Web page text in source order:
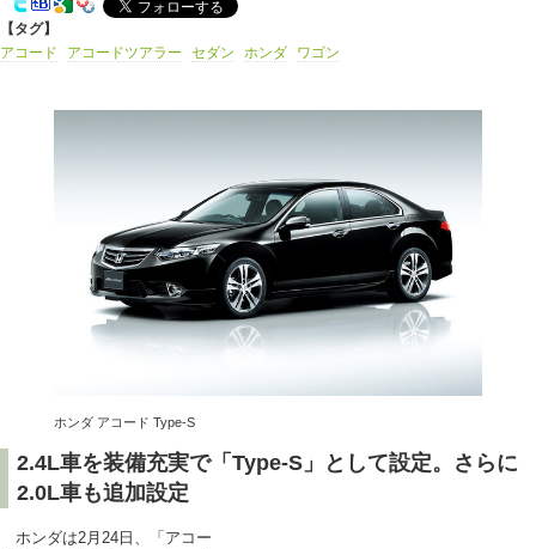
【タグ】
アコード
アコードツアラー セダン ホンダ ワゴン
ホンダ アコード Type-S
2.4L車を装備充実で「Type-S」として設定。さらに
2.0L車も追加設定
ホンダは2月24日、「アコー